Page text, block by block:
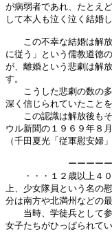
が病弱者であれ、たとえ
して本人も泣く泣く結婚し
この不幸な結婚は解放
に従う」という儒教道徳
が、離婚という悲劇は解
す。
こうした悲劇の数の多
深く信じられていたこと
この認識は解放後もそ
ウル新聞の１９６９年８
（千田夏光「従軍慰安婦
ーーーーーーー
・・・１２歳以上４０
上、少女隊員という名の
分は南方や北満州などの
当時、学徒兵として参
女子たちがひっぱられて